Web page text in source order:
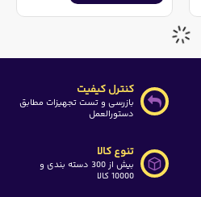
کنترل کیفیت
بازرسی و تست تجهیزات مطابق
دستورالعمل
تنوع کالا
بیش از 300 دسته بندی و
10000 کالا